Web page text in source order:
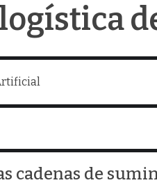
cadenas de